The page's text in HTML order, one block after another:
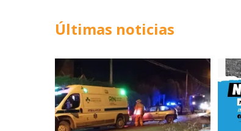
Últimas noticias